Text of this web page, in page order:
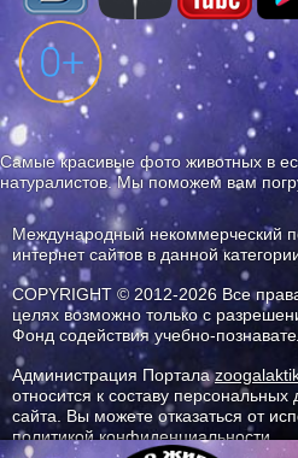
Самые красивые фото животных в
натуралистов. Мы поможем вам
Международный некоммерческий
интернет сайтов в данной
COPYRIGHT © 2012-2026 Все
целях возможно только с
Фонд содействия учебно-
Администрация Портала
относится к составу
сайта. Вы можете отказаться от
политикой конфиденциальности.